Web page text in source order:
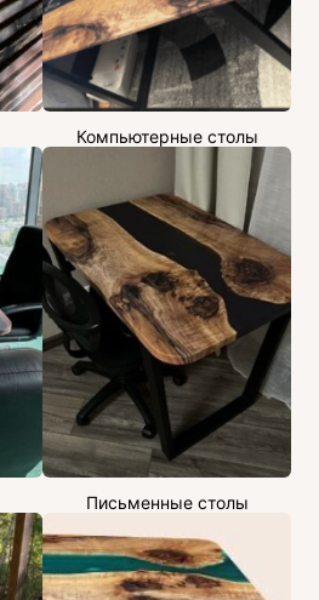
Компьютерные столы
Письменные столы